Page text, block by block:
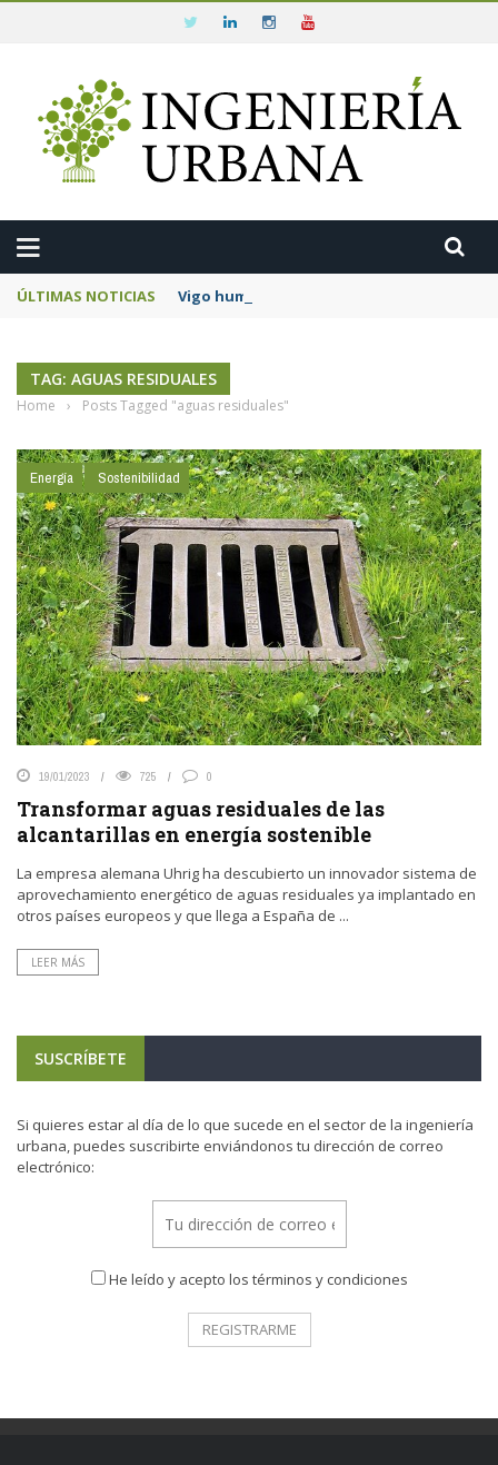
ÚLTIMAS NOTICIAS Vigo humanizará los accesos a la Ermida
TAG: AGUAS RESIDUALES
Home › Posts Tagged "aguas residuales"
Energía Sostenibilidad
19/01/2023 725 0
Transformar aguas residuales de las
alcantarillas en energía sostenible
La empresa alemana Uhrig ha descubierto un innovador sistema de
aprovechamiento energético de aguas residuales ya implantado en
otros países europeos y que llega a España de ...
LEER MÁS
SUSCRÍBETE
Si quieres estar al día de lo que sucede en el sector de la ingeniería
urbana, puedes suscribirte enviándonos tu dirección de correo
electrónico:
He leído y acepto los términos y condiciones